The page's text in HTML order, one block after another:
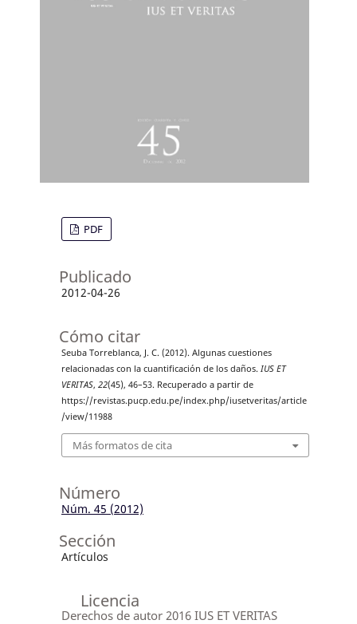
PDF
Publicado
2012-04-26
Cómo citar
Seuba Torreblanca, J. C. (2012). Algunas cuestiones
relacionadas con la cuantificación de los daños. IUS ET
VERITAS, 22(45), 46–53. Recuperado a partir de
https://revistas.pucp.edu.pe/index.php/iusetveritas/article
/view/11988
Más formatos de cita
Número
Núm. 45 (2012)
Sección
Artículos
Licencia
Derechos de autor 2016 IUS ET VERITAS